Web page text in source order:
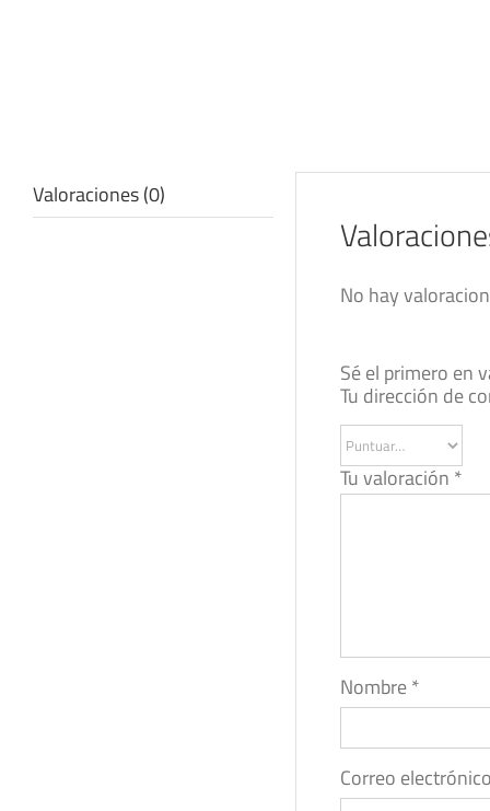
Valoraciones (0)
No hay
Sé el primero en
Tu dirección de
Tu valoración *
Nombre*
Correo